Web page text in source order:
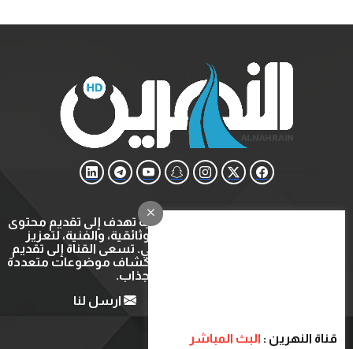
قناة النهرين : البث المباشر
قناة النهرين هي قناة ثقافية وتعليمية تهدف إلى تقديم محتوى
متنوع يشمل البرامج التعليمية، الوثائقية، والفنية، لتعزيز
المعرفة والتثقيف في المجتمع العربي. تسعى القناة إلى تقديم
تجربة مشاهدة ثرية ومفيدة عبر استكشاف موضوعات متعددة
بأسلوب شيق وجذاب.
ارسل لنا